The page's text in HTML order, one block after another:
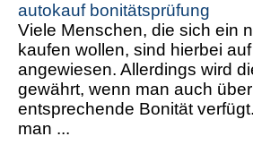
autokauf bonitätsprüfung
Viele Menschen, die sich ein
kaufen wollen, sind hierbei
angewiesen. Allerdings wird
gewährt, wenn man auch
entsprechende Bonität
man ...